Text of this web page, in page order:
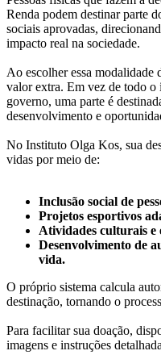
Renda podem destinar parte
sociais aprovadas,
impacto real na sociedade.
Ao escolher essa modalidade
valor extra. Em vez de todo o
governo, uma parte é
desenvolvimento e
No Instituto Olga Kos, sua
vidas por meio de:
Inclusão social de
Projetos esportivos
Atividades culturais e
Desenvolvimento de
vida.
O próprio sistema calcula
destinação, tornando o
Para facilitar sua doação,
imagens e instruções